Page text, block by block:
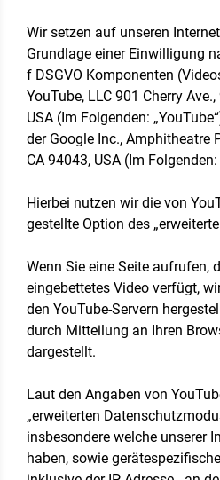
Wir setzen auf unseren
Grundlage einer Einwilligung
f DSGVO Komponenten
YouTube, LLC 901 Cherry
USA (Im Folgenden:
der Google Inc., Amphitheatre
CA 94043, USA (Im Folgenden:
Hierbei nutzen wir die von
gestellte Option des
Wenn Sie eine Seite aufrufen,
eingebettetes Video verfügt,
den YouTube-Servern
durch Mitteilung an Ihren
dargestellt.
Laut den Angaben von
„erweiterten
insbesondere welche unserer
haben, sowie